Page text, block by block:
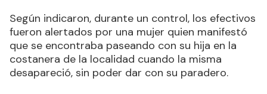
Según indicaron, durante un control, los efectivos
fueron alertados por una mujer quien manifestó
que se encontraba paseando con su hija en la
costanera de la localidad cuando la misma
desapareció, sin poder dar con su paradero.